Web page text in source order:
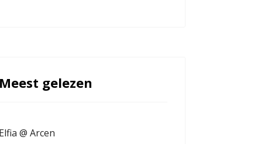
Meest gelezen
Elfia @ Arcen